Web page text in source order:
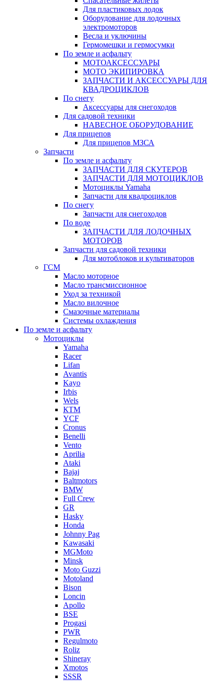
Для пластиковых лодок
Оборудование для лодочных
электромоторов
Весла и уключины
Гермомешки и гермосумки
По земле и асфальту
МОТОАКСЕССУАРЫ
МОТО ЭКИПИРОВКА
ЗАПЧАСТИ И АКСЕССУАРЫ ДЛЯ
КВАДРОЦИКЛОВ
По снегу
Аксессуары для снегоходов
Для садовой техники
НАВЕСНОЕ ОБОРУДОВАНИЕ
Для прицепов
Для прицепов МЗСА
Запчасти
По земле и асфальту
ЗАПЧАСТИ ДЛЯ СКУТЕРОВ
ЗАПЧАСТИ ДЛЯ МОТОЦИКЛОВ
Мотоциклы Yamaha
Запчасти для квадроциклов
По снегу
Запчасти для снегоходов
По воде
ЗАПЧАСТИ ДЛЯ ЛОДОЧНЫХ
МОТОРОВ
Запчасти для садовой техники
Для мотоблоков и культиваторов
ГСМ
Масло моторное
Масло трансмиссионное
Уход за техникой
Масло вилочное
Смазочные материалы
Системы охлаждения
По земле и асфальту
Мотоциклы
Yamaha
Racer
Lifan
Avantis
Kayo
Irbis
Wels
КТМ
YCF
Cronus
Benelli
Vento
Aprilia
Ataki
Bajaj
Baltmotors
BMW
Full Crew
GR
Hasky
Honda
Johnny Pag
Kawasaki
MGMoto
Minsk
Moto Guzzi
Motoland
Bison
Loncin
Apollo
BSE
Progasi
PWR
Regulmoto
Roliz
Shineray
Xmotos
SSSR